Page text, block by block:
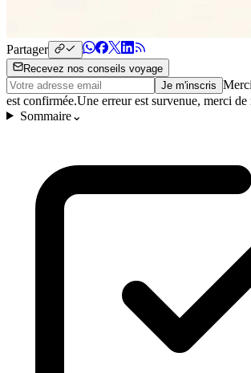
Partager
Recevez nos conseils voyage
Je m'inscris
est confirmée.Une erreur est survenue, merci de
Sommaire⌄